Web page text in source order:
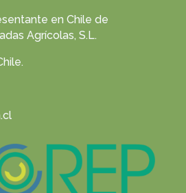
en Chile de
Agrícolas, S.L.